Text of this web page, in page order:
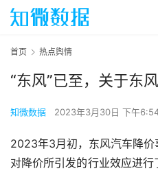
首页 热点舆情
“东风”已至，关于东
知微数据 2023年3月30日 下午
2023年3月初，东风汽车降
对降价所引发的行业效应进